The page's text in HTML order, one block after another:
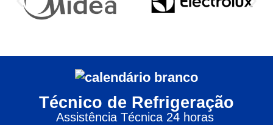
Técnico de Refrigeração
Assistência Técnica 24 horas